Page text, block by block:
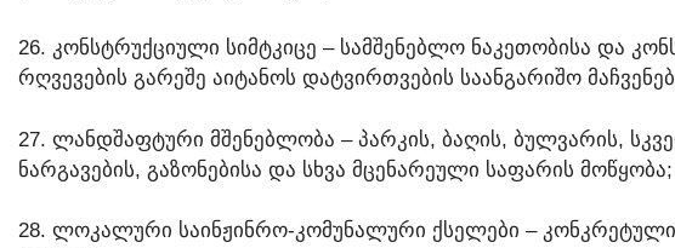
26. ᲙᲝᲜᲡᲢᲠᲣᲥᲪᲘᲣᲚᲘ ᲡᲘᲛᲢᲙᲘᲪᲔ – ᲡᲐᲛᲨᲔᲜᲔᲑᲚᲝ ᲜᲐᲙᲔᲗᲝᲑᲘᲡᲐ ᲓᲐ
ᲠᲦᲕᲔᲕᲔᲑᲘᲡ ᲒᲐᲠᲔᲨᲔ ᲐᲘᲢᲐᲜᲝᲡ ᲓᲐᲢᲕᲘᲠᲗᲕᲔᲑᲘᲡ ᲡᲐᲐᲜᲒᲐᲠᲘᲨᲝ
27. ᲚᲐᲜᲓᲨᲐᲤᲢᲣᲠᲘ ᲛᲨᲔᲜᲔᲑᲚᲝᲑᲐ – ᲞᲐᲠᲙᲘᲡ, ᲑᲐᲦᲘᲡ, ᲑᲣᲚᲕᲐᲠᲘᲡ,
ᲜᲐᲠᲒᲐᲕᲔᲑᲘᲡ, ᲒᲐᲖᲝᲜᲔᲑᲘᲡᲐ ᲓᲐ ᲡᲮᲕᲐ ᲛᲪᲔᲜᲐᲠᲔᲣᲚᲘ ᲡᲐᲤᲐᲠᲘᲡ ᲛᲝᲬᲧᲝᲑᲐ;
28. ᲚᲝᲙᲐᲚᲣᲠᲘ ᲡᲐᲘᲜᲟᲘᲜᲠᲝ-ᲙᲝᲛᲣᲜᲐᲚᲣᲠᲘ ᲥᲡᲔᲚᲔᲑᲘ – ᲙᲝᲜᲙᲠᲔᲢᲣᲚᲘ